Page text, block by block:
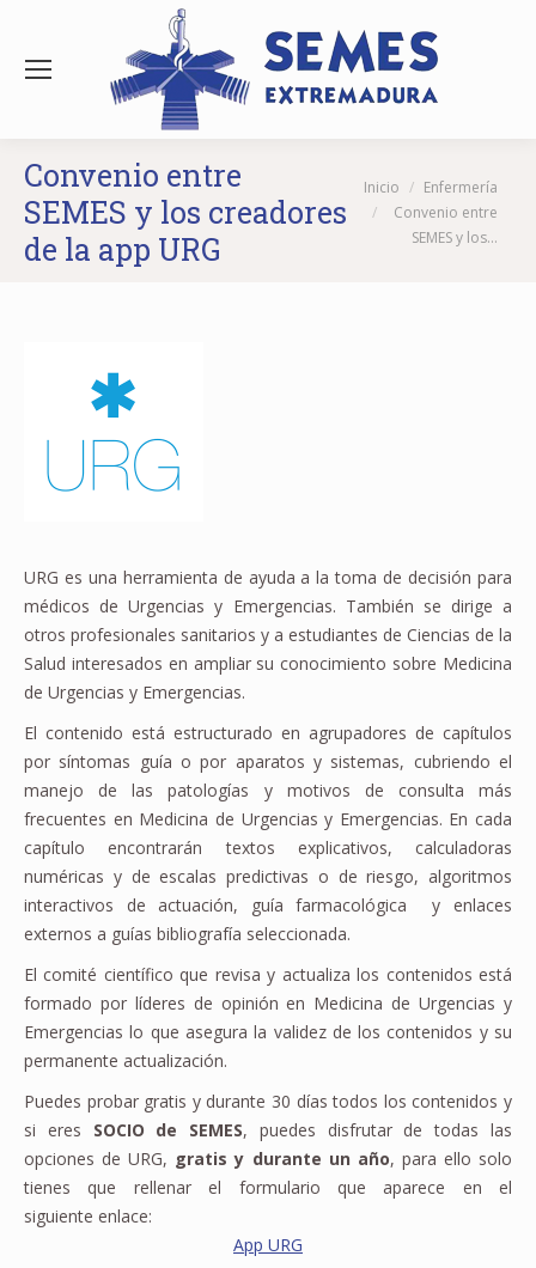
Convenio entre
SEMES y los creadores
de la app URG
Estás aquí:
Inicio
Enfermería
Convenio entre
SEMES y los…
URG es una herramienta de ayuda a la toma de decisión para
médicos de Urgencias y Emergencias. También se dirige a
otros profesionales sanitarios y a estudiantes de Ciencias de la
Salud interesados en ampliar su conocimiento sobre Medicina
de Urgencias y Emergencias.
El contenido está estructurado en agrupadores de capítulos
por síntomas guía o por aparatos y sistemas, cubriendo el
manejo de las patologías y motivos de consulta más
frecuentes en Medicina de Urgencias y Emergencias. En cada
capítulo encontrarán textos explicativos, calculadoras
numéricas y de escalas predictivas o de riesgo, algoritmos
interactivos de actuación, guía farmacológica y enlaces
externos a guías bibliografía seleccionada.
El comité científico que revisa y actualiza los contenidos está
formado por líderes de opinión en Medicina de Urgencias y
Emergencias lo que asegura la validez de los contenidos y su
permanente actualización.
Puedes probar gratis y durante 30 días todos los contenidos y
si eres SOCIO de SEMES, puedes disfrutar de todas las
opciones de URG, gratis y durante un año, para ello solo
tienes que rellenar el formulario que aparece en el
siguiente enlace:
App URG